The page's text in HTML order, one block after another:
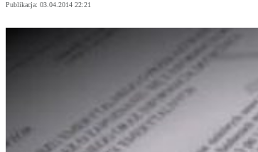
Publikacja: 03.04.2014 22:21